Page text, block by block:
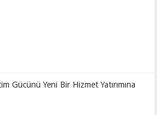
Gücünü Yeni Bir Hizmet Yatırımına